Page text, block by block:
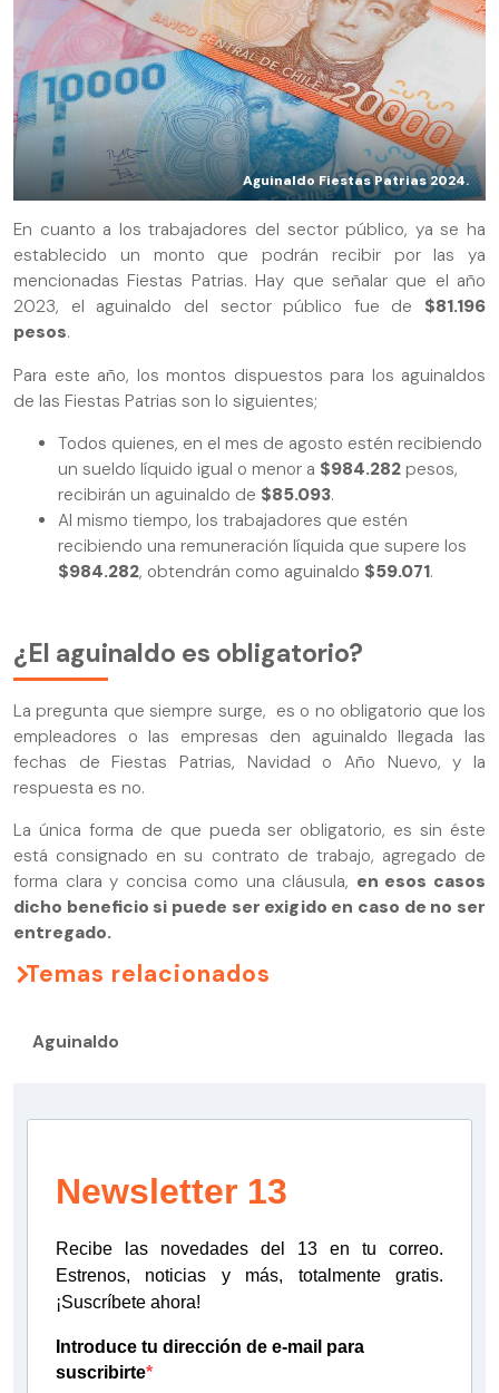
Aguinaldo Fiestas Patrias 2024.
En cuanto a los trabajadores del sector público, ya se ha
establecido un monto que podrán recibir por las ya
mencionadas Fiestas Patrias. Hay que señalar que el año
2023, el aguinaldo del sector público fue de $81.196
pesos.
Para este año, los montos dispuestos para los aguinaldos
de las Fiestas Patrias son lo siguientes;
Todos quienes, en el mes de agosto estén recibiendo
un sueldo líquido igual o menor a $984.282 pesos,
recibirán un aguinaldo de $85.093.
Al mismo tiempo, los trabajadores que estén
recibiendo una remuneración líquida que supere los
$984.282, obtendrán como aguinaldo $59.071.
¿El aguinaldo es obligatorio?
La pregunta que siempre surge, es o no obligatorio que los
empleadores o las empresas den aguinaldo llegada las
fechas de Fiestas Patrias, Navidad o Año Nuevo, y la
respuesta es no.
La única forma de que pueda ser obligatorio, es sin éste
está consignado en su contrato de trabajo, agregado de
forma clara y concisa como una cláusula, en esos casos
dicho beneficio si puede ser exigido en caso de no ser
entregado.
Temas relacionados
Aguinaldo
Newsletter 13
Recibe las novedades del 13 en tu correo.
Estrenos, noticias y más, totalmente gratis.
¡Suscríbete ahora!
Introduce tu dirección de e-mail para
suscribirte